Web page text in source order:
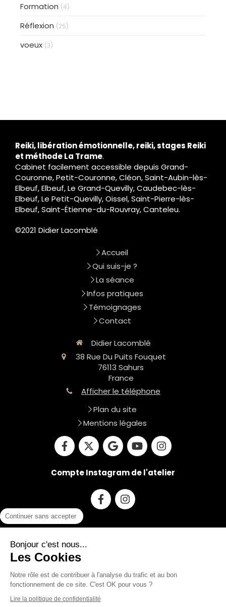
Formation (4)
Réflexion (25)
voeux (3)
Reiki, libération émotionnelle, reiki, stages Reiki
et méthode La Trame.
Cabinet facilement accessible depuis Grand-
Couronne, Petit-Couronne, Cléon, Saint-Aubin-lès-
Elbeuf, Elbeuf, Le Grand-Quevilly, Caudebec-lès-
Elbeuf, Le Petit-Quevilly, Oissel, Saint-Pierre-lès-
Elbeuf, Saint-Étienne-du-Rouvray, Canteleu.
©2021 Didier Lacomblé
Accueil
Qui suis-je ?
La séance
Infos pratiques
Témoignages
Contact
Didier Lacomblé
38 Rue Du Puits Fouquet
76113 Sahurs
France
Afficher le téléphone
Plan du site
Mentions légales
Compte Instagram de l'atelier
Prendre rendez-vous
Continuer sans accepter
Bonjour c'est nous...
Les Cookies
Notre rôle est de contribuer à l'analyse du trafic et au bon
fonctionnement de ce site. C'est OK pour vous ?
Lire la politique de confidentialité